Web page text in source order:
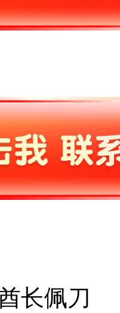
长佩刀